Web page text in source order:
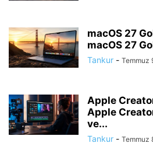
macOS 27
macOS 27
Tankur - Temmuz
Apple
Apple
ve...
Tankur - Temmuz